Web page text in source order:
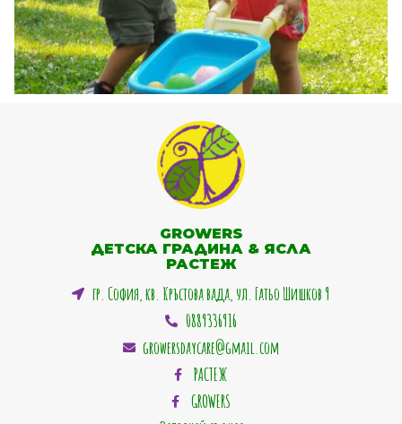
GROWERS
ДЕТСКА ГРАДИНА & ЯСЛА
РАСТЕЖ
гр. София, кв. Кръстова вада, ул. Гатьо Шишков 9
0889336916
growersdaycare@gmail.com
РАСТЕЖ
GROWERS